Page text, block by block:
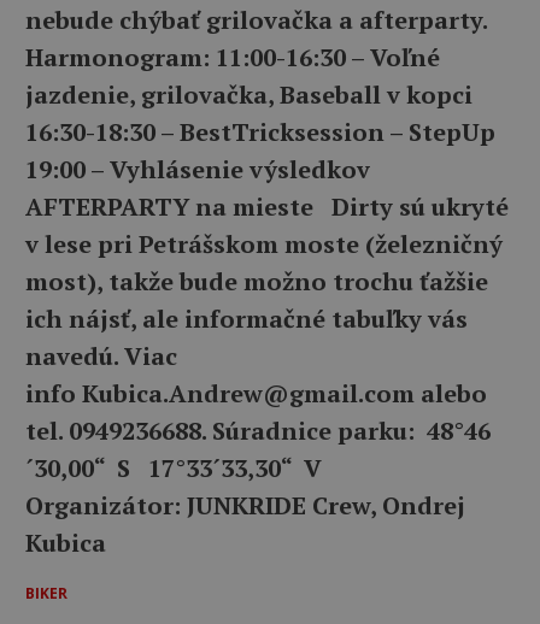
nebude chýbať grilovačka a afterparty.
Harmonogram: 11:00-16:30 – Voľné
jazdenie, grilovačka, Baseball v kopci
16:30-18:30 – BestTricksession – StepUp
19:00 – Vyhlásenie výsledkov
AFTERPARTY na mieste Dirty sú ukryté
v lese pri Petrášskom moste (železničný
most), takže bude možno trochu ťažšie
ich nájsť, ale informačné tabuľky vás
navedú. Viac
info Kubica.Andrew@gmail.com alebo
tel. 0949236688. Súradnice parku: 48°46
´30,00“ S 17°33´33,30“ V
Organizátor: JUNKRIDE Crew, Ondrej
Kubica
BIKER